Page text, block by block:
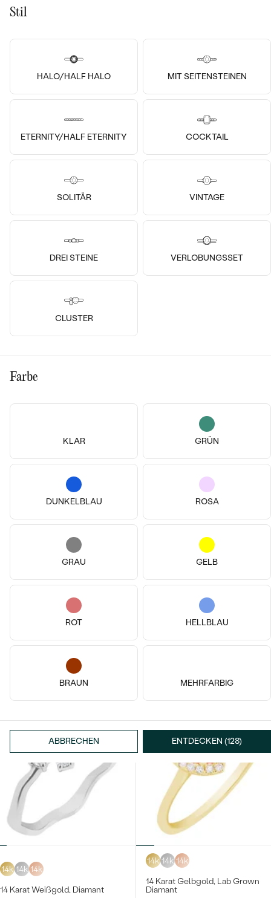
Stil
HALO/HALF HALO MIT SEITENSTEINEN
ETERNITY/HALF ETERNITY COCKTAIL
SOLITÄR VINTAGE
DREI STEINE VERLOBUNGSSET
CLUSTER
Farbe
KLAR GRÜN
DUNKELBLAU ROSA
GRAU GELB
ROT HELLBLAU
BRAUN MEHRFARBIG
ABBRECHEN ENTDECKEN (128)
von € 3 029
Sheldo
14 Karat Champagnegold,
Miha
von € 2 108
14 Karat Gelbgold, Diamant
von € 1 568
von € 2 119
14k 14k 14k
14 Karat Weißgold, Diamant
14k 14k 14k
14 Karat Gelbgold, Lab Grown
Diamant